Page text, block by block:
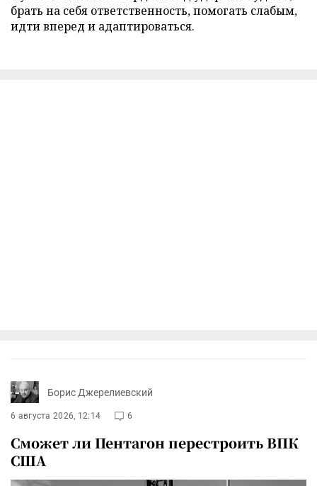
брать на себя ответственность, помогать слабым,
идти вперед и адаптироваться.
Борис Джерелиевский
6 августа 2026, 12:14 6
Сможет ли Пентагон перестроить ВПК
США